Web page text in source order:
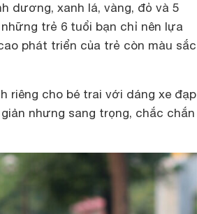
dương, xanh lá, vàng, đỏ và 5
những trẻ 6 tuổi bạn chỉ nên lựa
phát triển của trẻ còn màu sắc
riêng cho bé trai với dáng xe đạp
nhưng sang trọng, chắc chắn